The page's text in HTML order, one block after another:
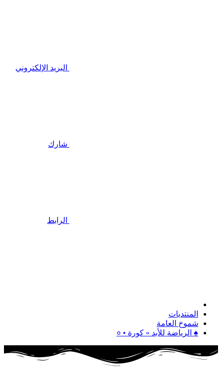
البريد الإلكتروني
شارك
الرابط
المنتديات
شموخ العامة
♠ الرياضة للأبد » كورة • ०